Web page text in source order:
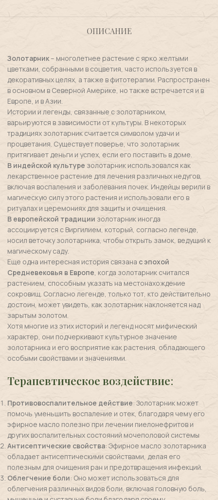
ОПИСАНИЕ
Золотарник– многолетнее растение с ярко желтыми
цветками, собранными в соцветия, часто используется в
декоративных целях, а также в фитотерапии. Распространен
в основном в Северной Америке, но также встречается и в
Европе, и в Азии.
Истории и легенды, связанные с золотарником,
варьируются в зависимости от культуры. В некоторых
традициях золотарник считается символом удачи и
процветания. Существует поверье, что золотарник
притягивает деньги и успех, если его поставить в доме.
В индейской культуре золотарник использовался как
лекарственное растение для лечения различных недугов,
включая воспаления и заболевания почек. Индейцы верили в
магическую силу этого растения и использовали его в
ритуалах и церемониях для защиты и очищения.
В европейской традиции золотарник иногда
ассоциируется с Виргилием, который, согласно легенде,
носил веточку золотарника, чтобы открыть замок, ведущий к
магическому саду.
Еще одна интересная история связана с эпохой
Средневековья в Европе, когда золотарник считался
растением, способным указать на местонахождение
сокровищ. Согласно легенде, только тот, кто действительно
достоин, может увидеть, как золотарник наклоняется над
зарытым золотом.
Хотя многие из этих историй и легенд носят мифический
характер, они подчеркивают культурное значение
золотарника и его восприятие как растения, обладающего
особыми свойствами и значениями.
Терапевтическое воздействие:
Противовоспалительное действие: Золотарник может
помочь уменьшить воспаление и отек, благодаря чему его
эфирное масло полезно при лечении пиелонефритов и
других воспалительных состояний мочеполовой системы
Антисептические свойства: Эфирное масло золотарника
обладает антисептическими свойствами, делая его
полезным для очищения ран и предотвращения инфекций.
Облегчение боли: Оно может использоваться для
облегчения различных видов боли, включая головную боль,